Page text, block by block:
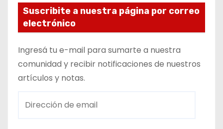
Suscribite a nuestra página por correo
electrónico
Ingresá tu e-mail para sumarte a nuestra
comunidad y recibir notificaciones de nuestros
artículos y notas.